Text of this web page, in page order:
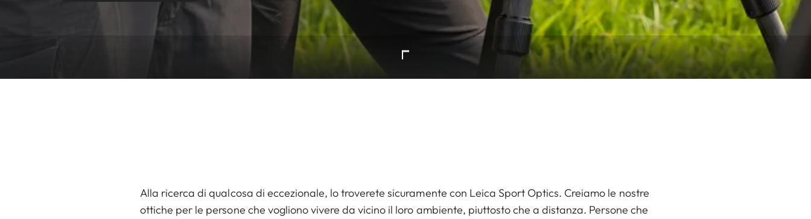
Alla ricerca di qualcosa di eccezionale, lo troverete sicuramente con Leica Sport Optics. Creiamo le nostre
ottiche per le persone che vogliono vivere da vicino il loro ambiente, piuttosto che a distanza. Persone che